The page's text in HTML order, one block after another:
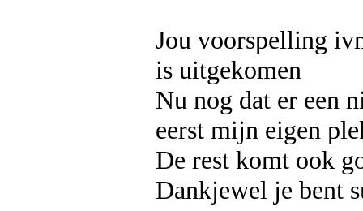
Jou voorspelling
is uitgekomen
Nu nog dat er een
eerst mijn eigen
De rest komt ook
Dankjewel je bent